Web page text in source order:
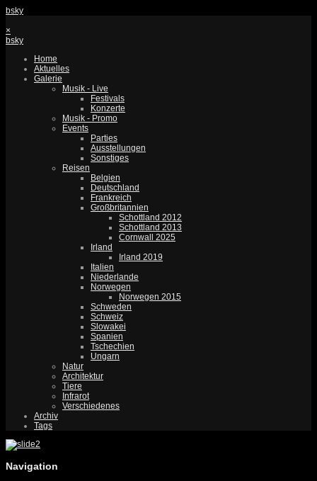
bsky
×
bsky
Home
Aktuelles
Galerie
Musik - Live
Festivals
Konzerte
Musik - Promo
Events
Parties
Ausstellungen
Sonstiges
Reisen
Belgien
Deutschland
Frankreich
Großbritannien
Schottland 2012
Schottland 2013
Cornwall 2025
Irland
Irland 2019
Italien
Niederlande
Norwegen
Norwegen 2015
Schweden
Schweiz
Slowakei
Spanien
Tschechien
Ungarn
Natur
Architektur
Tiere
Infrarot
Verschiedenes
Archiv
Tags
Navigation